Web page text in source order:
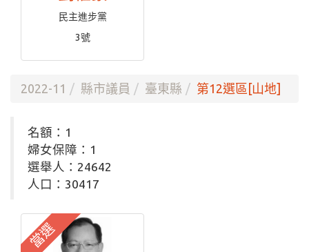
民主進步黨
3號
2022-11 縣市議員 臺東縣 第12選區[山地]
名額：1
婦女保障：1
選舉人：24642
人口：30417
當選